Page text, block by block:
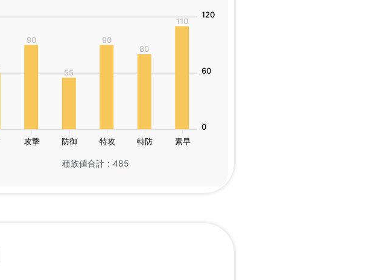
攻撃 防御 特攻 特防 素早
90
55
90
80
110
120
60
0
種族値合計：485